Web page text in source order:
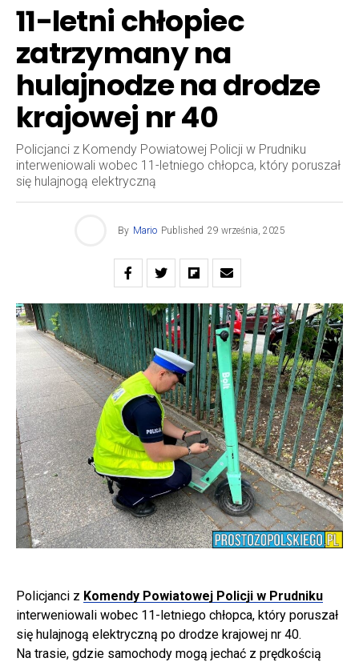
11-letni chłopiec
zatrzymany na
hulajnodze na drodze
krajowej nr 40
Policjanci z Komendy Powiatowej Policji w Prudniku
interweniowali wobec 11-letniego chłopca, który poruszał
się hulajnogą elektryczną
By Mario Published 29 września, 2025
Policjanci z Komendy Powiatowej Policji w Prudniku
interweniowali wobec 11-letniego chłopca, który poruszał
się hulajnogą elektryczną po drodze krajowej nr 40.
Na trasie, gdzie samochody mogą jechać z prędkością